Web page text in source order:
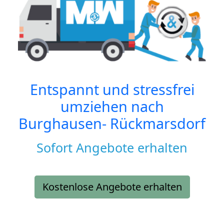
Entspannt und stressfrei
umziehen nach
Burghausen- Rückmarsdorf
Sofort Angebote erhalten
Kostenlose Angebote erhalten